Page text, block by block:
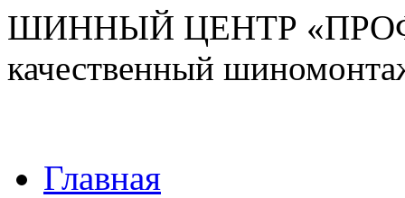
ШИННЫЙ ЦЕНТР
качественный
Главная